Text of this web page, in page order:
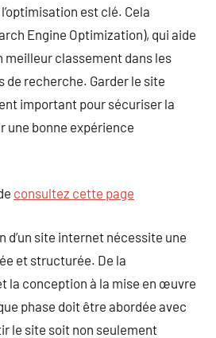
est clé. Cela
Engine Optimization), qui aide
meilleur classement dans les
de recherche. Garder le site
important pour sécuriser la
une bonne expérience
consultez cette page
d’un site internet nécessite une
et structurée. De la
la conception à la mise en œuvre
phase doit être abordée avec
le site soit non seulement